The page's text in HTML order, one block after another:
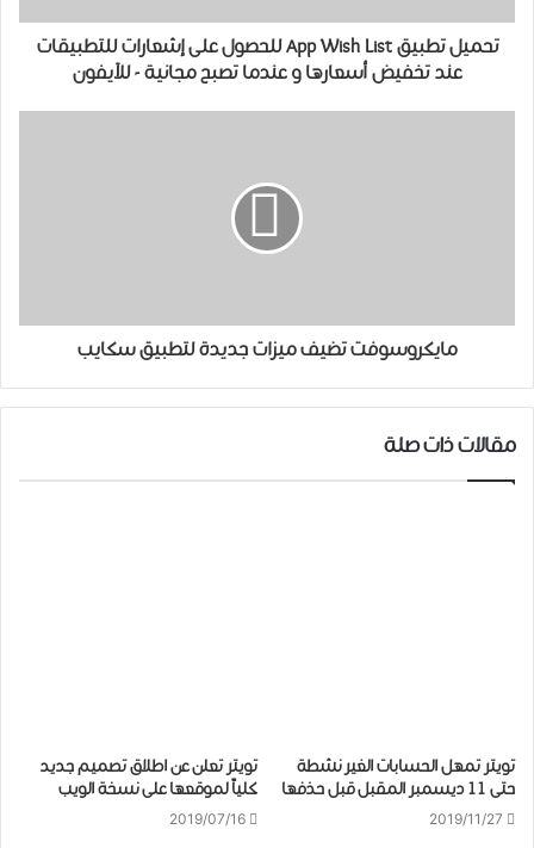
تحميل ﺗﻄﺒﻴﻖ App Wish List للحصول على إشعارات للتطبيقات
عند تخفيض أسعارها و عندما تصبح مجانية - للآيفون
مايكروسوفت تضيف ميزات جديدة لتطبيق سكايب
مقالات ذات صلة
ﺗﻮيتر تمهل الحسابات الغير نشطة
ﺣﺘﻰ 11 ﺩﻳﺴﻤﺒﺮ ﺍﻟﻤﻘﺒﻞ ﻗﺒﻞ ﺣﺬﻓﻬﺎ
2019/11/27
تويتر تعلن عن اطلاق تصميم جديد
كلياً لموقعها على نسخة الويب
2019/07/16